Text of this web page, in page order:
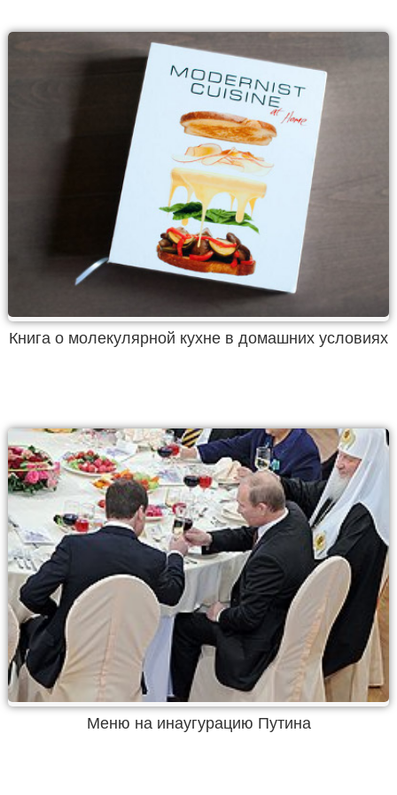
Книга о молекулярной кухне в домашних условиях
Меню на инаугурацию Путина